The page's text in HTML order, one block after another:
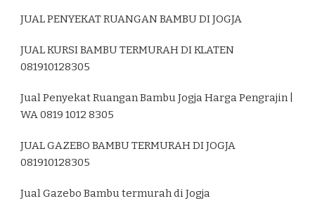
JUAL PENYEKAT RUANGAN BAMBU DI JOGJA
JUAL KURSI BAMBU TERMURAH DI KLATEN
081910128305
Jual Penyekat Ruangan Bambu Jogja Harga Pengrajin |
WA 0819 1012 8305
JUAL GAZEBO BAMBU TERMURAH DI JOGJA
081910128305
Jual Gazebo Bambu termurah di Jogja